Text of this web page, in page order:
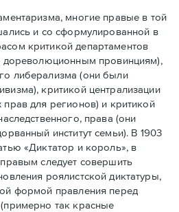
многие правые в той
и со сформулированной в
критикой департаментов
дореволюционным провинциям),
либерализма (они были
критикой централизации
для регионов) и критикой
права (они
институт семьи). В 1903
«Диктатор и король», в
следует совершить
роялистской диктатуры,
формой правления перед
так красные